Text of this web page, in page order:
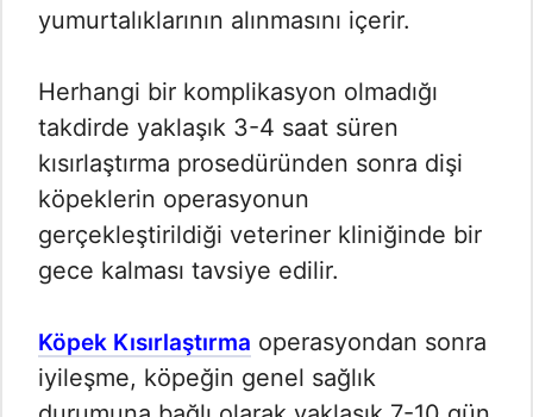
yumurtalıklarının alınmasını içerir.
Herhangi bir komplikasyon olmadığı
takdirde yaklaşık 3-4 saat süren
kısırlaştırma prosedüründen sonra dişi
köpeklerin operasyonun
gerçekleştirildiği veteriner kliniğinde bir
gece kalması tavsiye edilir.
Köpek Kısırlaştırma operasyondan sonra
iyileşme, köpeğin genel sağlık